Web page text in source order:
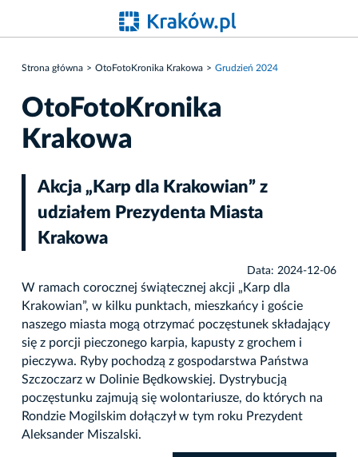
Strona główna OtoFotoKronika Krakowa Grudzień 2024
OtoFotoKronika
Krakowa
Akcja „Karp dla Krakowian” z
udziałem Prezydenta Miasta
Krakowa
Data: 2024-12-06
W ramach corocznej świątecznej akcji „Karp dla
Krakowian”, w kilku punktach, mieszkańcy i goście
naszego miasta mogą otrzymać poczęstunek składający
się z porcji pieczonego karpia, kapusty z grochem i
pieczywa. Ryby pochodzą z gospodarstwa Państwa
Szczoczarz w Dolinie Będkowskiej. Dystrybucją
poczęstunku zajmują się wolontariusze, do których na
Rondzie Mogilskim dołączył w tym roku Prezydent
Aleksander Miszalski.